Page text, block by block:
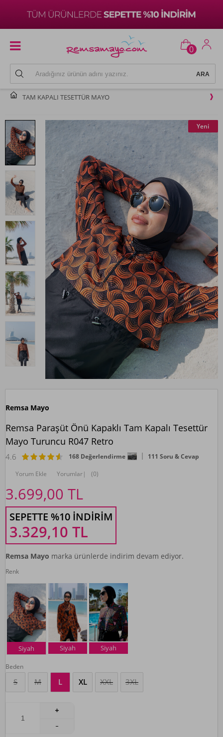
0
TAM KAPALI TESETTÜR MAYO
Yeni
Remsa Mayo
Remsa Paraşüt Önü Kapaklı Tam Kapalı Tesettür
Mayo Turuncu R047 Retro
4.6 168 Değerlendirme 111 Soru & Cevap
Yorum Ekle Yorumlar| (0)
3.699,00 TL
SEPETTE %10 İNDIRIM
3.329,10 TL
Remsa Mayo marka ürünlerde indirim devam ediyor.
Renk
Siyah Siyah Siyah
Beden
S M L XL XXL 3XL